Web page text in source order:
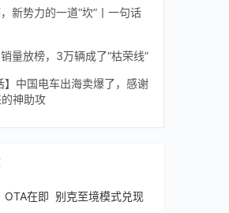
新势力的一道“坎”丨一句话
量放榜，3万辆成了“枯荣线”
】中国电车出海卖爆了，感谢
的神助攻
OTA在即 别克至境模式兑现